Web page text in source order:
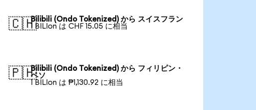
🇨🇭Bilibili (Ondo Tokenized) から スイスフラン
1 BILIon は CHF 15.05 に相当
🇵🇭Bilibili (Ondo Tokenized) から フィリピン・
ペソ
1 BILIon は ₱1,130.92 に相当